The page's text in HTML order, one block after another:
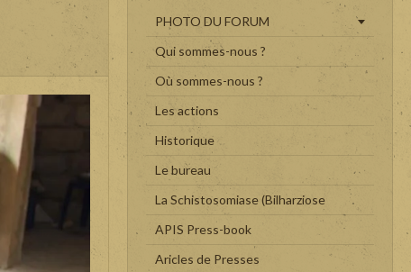
PHOTO DU FORUM
Qui sommes-nous ?
Où sommes-nous ?
Les actions
Historique
Le bureau
La Schistosomiase (Bilharziose
APIS Press-book
Aricles de Presses